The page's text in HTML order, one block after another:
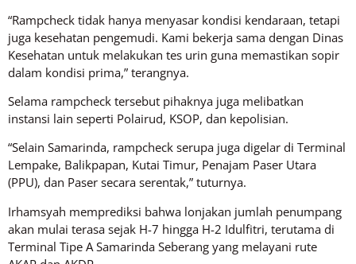
“Rampcheck tidak hanya menyasar kondisi kendaraan, tetapi
juga kesehatan pengemudi. Kami bekerja sama dengan Dinas
Kesehatan untuk melakukan tes urin guna memastikan sopir
dalam kondisi prima,” terangnya.
Selama rampcheck tersebut pihaknya juga melibatkan
instansi lain seperti Polairud, KSOP, dan kepolisian.
“Selain Samarinda, rampcheck serupa juga digelar di Terminal
Lempake, Balikpapan, Kutai Timur, Penajam Paser Utara
(PPU), dan Paser secara serentak,” tuturnya.
Irhamsyah memprediksi bahwa lonjakan jumlah penumpang
akan mulai terasa sejak H-7 hingga H-2 Idulfitri, terutama di
Terminal Tipe A Samarinda Seberang yang melayani rute